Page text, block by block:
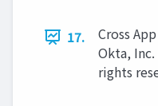
17.
Cross
Okta,
rights